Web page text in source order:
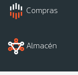
Compras
Almacén